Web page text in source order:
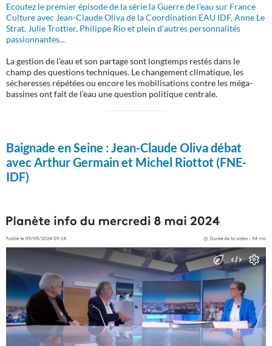
Ecoutez le premier épisode de la série la Guerre de l'eau sur France
Culture avec Jean-Claude Oliva de la Coordination EAU IDF, Anne Le
Strat, Julie Trottier, Philippe Rio et plein d'autres personnalités
passionnantes...
La gestion de l’eau et son partage sont longtemps restés dans le
champ des questions techniques. Le changement climatique, les
sécheresses répétées ou encore les mobilisations contre les méga-
bassines ont fait de l’eau une question politique centrale.
Baignade en Seine : Jean-Claude Oliva débat
avec Arthur Germain et Michel Riottot (FNE-
IDF)